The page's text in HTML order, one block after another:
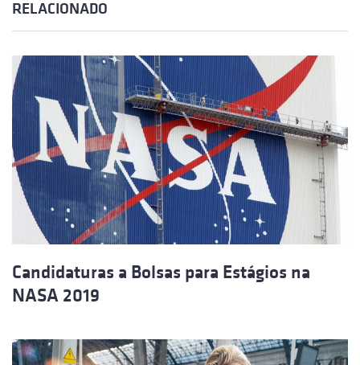
RELACIONADO
Candidaturas a Bolsas para Estágios na
NASA 2019